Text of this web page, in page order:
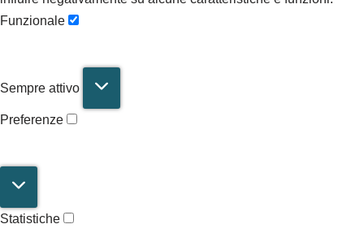
Funzionale
Sempre attivo
Preferenze
Statistiche